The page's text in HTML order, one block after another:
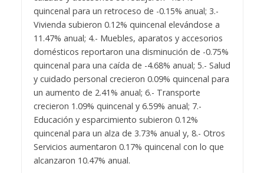
quincenal para un retroceso de -0.15% anual; 3.-
Vivienda subieron 0.12% quincenal elevándose a
11.47% anual; 4.- Muebles, aparatos y accesorios
domésticos reportaron una disminución de -0.75%
quincenal para una caída de -4.68% anual; 5.- Salud
y cuidado personal crecieron 0.09% quincenal para
un aumento de 2.41% anual; 6.- Transporte
crecieron 1.09% quincenal y 6.59% anual; 7.-
Educación y esparcimiento subieron 0.12%
quincenal para un alza de 3.73% anual y, 8.- Otros
Servicios aumentaron 0.17% quincenal con lo que
alcanzaron 10.47% anual.